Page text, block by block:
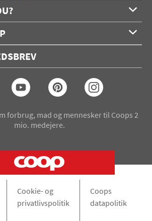
forbrug, mad og mennesker til Coops 2
mio. medejere.
Cookie- og
privatlivspolitik
Coops
datapolitik